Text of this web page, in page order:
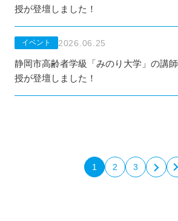
授が登壇しました！
イベント 2026.06.25
静岡市高齢者学級「みのり大学」の講
授が登壇しました！
1 2 3